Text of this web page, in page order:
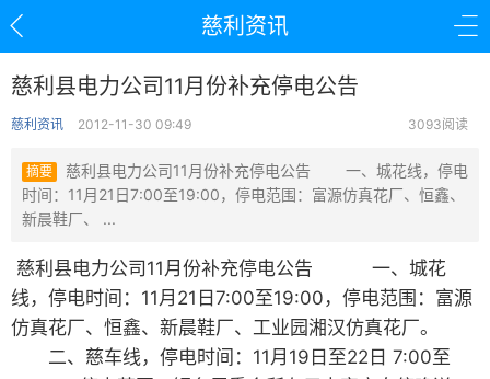
慈利资讯
慈利县电力公司11月份补充停电公告
慈利资讯 2012-11-30 09:49 3093阅读
摘要
慈利县电力公司11月份补充停电公告 一、城花线，停电
时间：11月21日7:00至19:00，停电范围：富源仿真花厂、恒鑫、
新晨鞋厂、 ...
慈利县电力公司11月份补充停电公告 一、城花
线，停电时间：11月21日7:00至19:00，停电范围：富源
仿真花厂、恒鑫、新晨鞋厂、工业园湘汉仿真花厂。
二、慈车线，停电时间：11月19日至22日 7:00至